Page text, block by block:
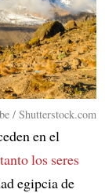
/ Shutterstock.com
en el
los seres
egipcia de